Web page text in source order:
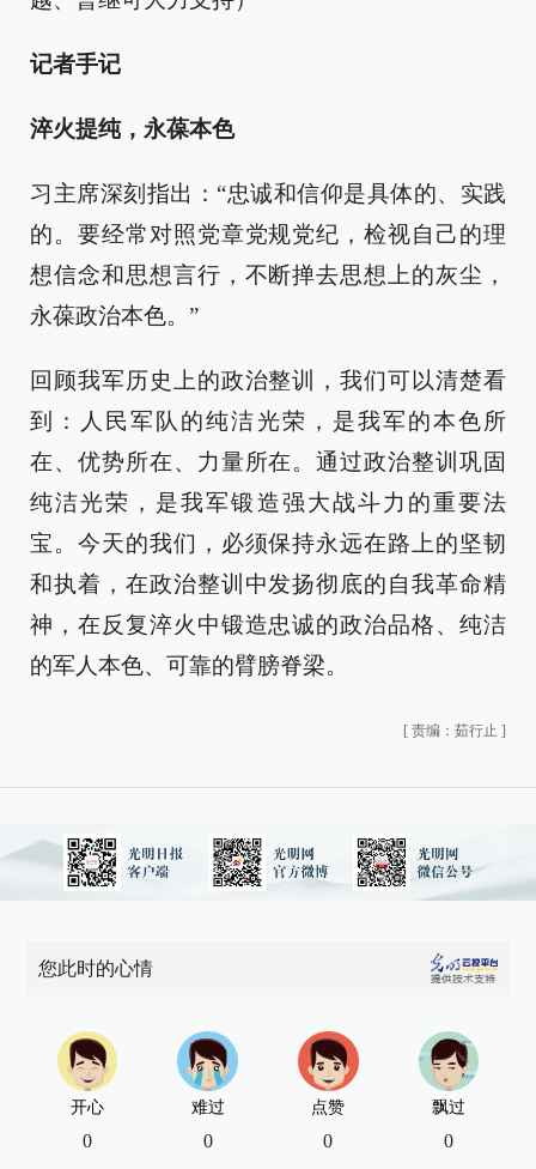
记者手记
淬火提纯，永葆本色
习主席深刻指出：“忠诚和信仰是具体的、实践
的。要经常对照党章党规党纪，检视自己的理
想信念和思想言行，不断掸去思想上的灰尘，
永葆政治本色。”
回顾我军历史上的政治整训，我们可以清楚看
到：人民军队的纯洁光荣，是我军的本色所
在、优势所在、力量所在。通过政治整训巩固
纯洁光荣，是我军锻造强大战斗力的重要法
宝。今天的我们，必须保持永远在路上的坚韧
和执着，在政治整训中发扬彻底的自我革命精
神，在反复淬火中锻造忠诚的政治品格、纯洁
的军人本色、可靠的臂膀脊梁。
[ 责编：茹行止 ]
您此时的心情
开心
0
难过
0
点赞
0
飘过
0